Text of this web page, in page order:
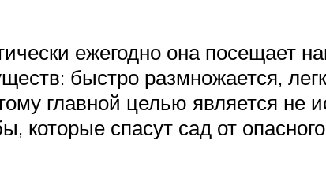
ежегодно она
быстро размножается,
главной целью является не
которые спасут сад от